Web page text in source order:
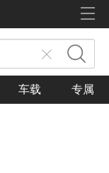
车载 专属